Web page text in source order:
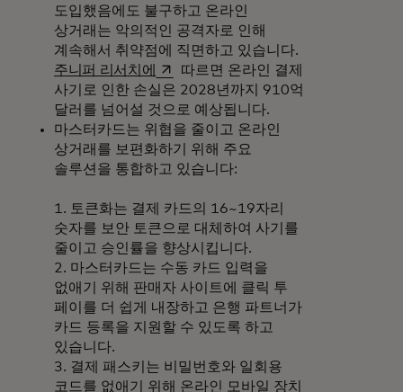
도입했음에도 불구하고 온라인
상거래는 악의적인 공격자로 인해
계속해서 취약점에 직면하고 있습니다.
주니퍼 리서치에
새 탭에서 열림
따르면 온라인 결제
사기로 인한 손실은 2028년까지 910억
달러를 넘어설 것으로 예상됩니다.
마스터카드는 위협을 줄이고 온라인
상거래를 보편화하기 위해 주요
솔루션을 통합하고 있습니다:
1. 토큰화는 결제 카드의 16~19자리
숫자를 보안 토큰으로 대체하여 사기를
줄이고 승인률을 향상시킵니다.
2. 마스터카드는 수동 카드 입력을
없애기 위해 판매자 사이트에 클릭 투
페이를 더 쉽게 내장하고 은행 파트너가
카드 등록을 지원할 수 있도록 하고
있습니다.
3. 결제 패스키는 비밀번호와 일회용
코드를 없애기 위해 온라인 모바일 장치